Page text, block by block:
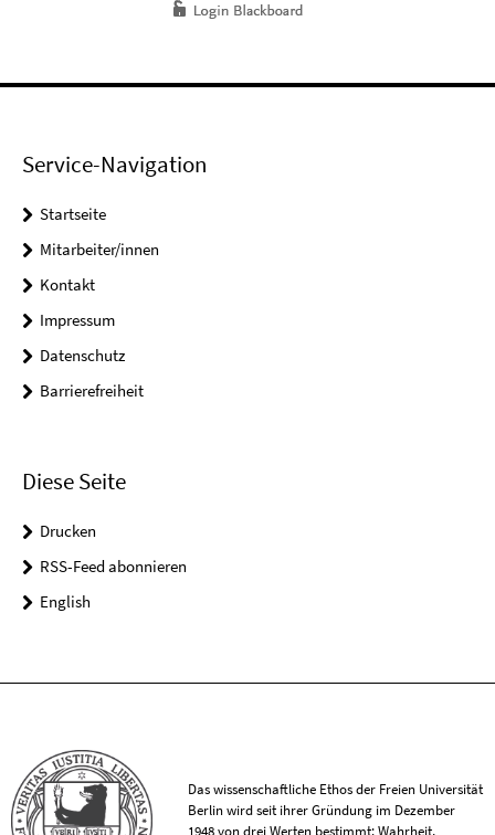
Service-Navigation
Startseite
Mitarbeiter/innen
Kontakt
Impressum
Datenschutz
Barrierefreiheit
Diese Seite
Drucken
RSS-Feed abonnieren
English
Das wissenschaftliche Ethos der Freien Universität
Berlin wird seit ihrer Gründung im Dezember
1948 von drei Werten bestimmt: Wahrheit,